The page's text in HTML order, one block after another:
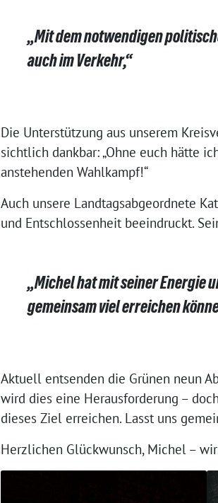
„Mit dem notwendigen
auch im Verkehr,“
Die Unterstützung aus unserem
sichtlich dankbar: „Ohne euch hätte
anstehenden Wahlkampf!“
Auch unsere Landtagsabgeordnete
und Entschlossenheit beeindruckt.
„Michel hat mit seiner Energie
gemeinsam viel erreichen
Aktuell entsenden die Grünen neun
wird dies eine Herausforderung –
dieses Ziel erreichen. Lasst uns
Herzlichen Glückwunsch, Michel –